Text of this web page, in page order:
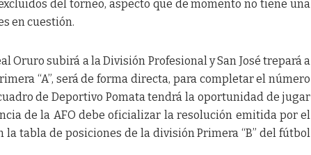
del torneo, aspecto que de momento no tiene una
en cuestión.
Oruro subirá a la División Profesional y San José trepará a
“A”, será de forma directa, para completar el número
de Deportivo Pomata tendrá la oportunidad de jugar
de la AFO debe oficializar la resolución emitida por el
la tabla de posiciones de la división Primera “B” del fútbol